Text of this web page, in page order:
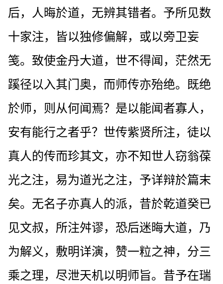
后，人晦於道，无辨其错者。予所见数
十家注，皆以独修偏解，或以旁卫妄
笺。致使金丹大道，世不得闻，茫然无
蹊径以入其门奥，而师传亦殆绝。既绝
於师，则从何闻焉？是以能闻者寡人，
安有能行之者乎？世传紫贤所注，徒以
真人的传而珍其文，亦不知世人窃翁葆
光之注，易为道光之注，予详辩於篇末
矣。无名子亦真人的派，昔於乾道癸已
见文叔，所注舛谬，恐后迷晦大道，乃
为解义，敷明详演，赞一粒之神，分三
乘之理，尽泄天机以明师旨。昔予在瑞